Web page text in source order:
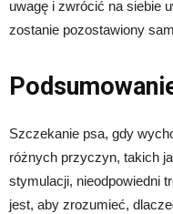
uwagę i zwrócić na siebie
zostanie pozostawiony
Szczekanie psa, gdy
różnych przyczyn, takich
stymulacji, nieodpowiedni
jest, aby zrozumieć,